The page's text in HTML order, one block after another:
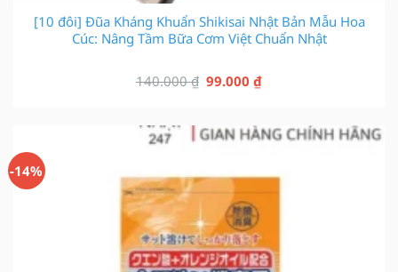
[10 đôi] Đũa Kháng Khuẩn Shikisai Nhật Bản Mẫu Hoa
Cúc: Nâng Tầm Bữa Cơm Việt Chuẩn Nhật
140.000₫ Giá
140.000 ₫.
99.000₫Giá
là:
-14%